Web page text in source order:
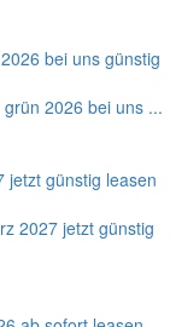
2026 bei uns ...
2027 jetzt günstig